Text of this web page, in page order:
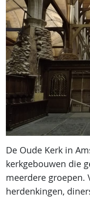
De Oude Kerk in
kerkgebouwen die
meerdere groepen.
herdenkingen,